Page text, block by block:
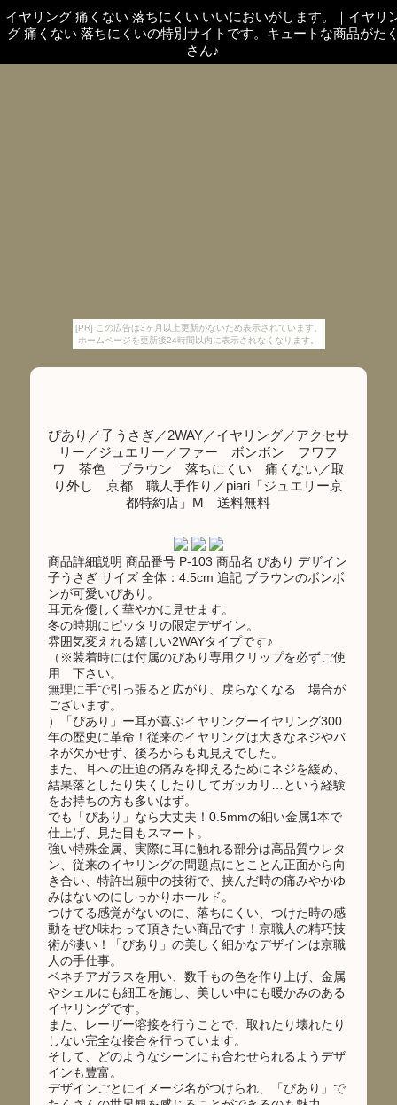
[PR] この広告は3ヶ月以上更新がないため表示されています。
ホームページを更新後24時間以内に表示されなくなります。
イヤリング 痛くない 落ちにくい いいにおいがします。 ｜ イヤリ
グ 痛くない 落ちにくいの特別サイトです。キュートな商品がた
さん♪
ぴあり／子うさぎ／2WAY／イヤリング／アクセサ
リー／ジュエリー／ファー ボンボン フワフ
ワ 茶色 ブラウン 落ちにくい 痛くない／取
り外し 京都 職人手作り／piari「ジュエリー京
都特約店」M 送料無料
商品詳細説明 商品番号 P-103 商品名 ぴあり デザイン
子うさぎ サイズ 全体：4.5cm 追記 ブラウンのボンボ
ンが可愛いぴあり。
耳元を優しく華やかに見せます。
冬の時期にピッタリの限定デザイン。
雰囲気変えれる嬉しい2WAYタイプです♪
（※装着時には付属のぴあり専用クリップを必ずご使
用 下さい。
無理に手で引っ張ると広がり、戻らなくなる 場合が
ございます。
）「ぴあり」ー耳が喜ぶイヤリングーイヤリング300
年の歴史に革命！従来のイヤリングは大きなネジやバ
ネが欠かせず、後ろからも丸見えでした。
また、耳への圧迫の痛みを抑えるためにネジを緩め、
結果落としたり失くしたりしてガッカリ…という経験
をお持ちの方も多いはず。
でも「ぴあり」なら大丈夫！0.5mmの細い金属1本で
仕上げ、見た目もスマート。
強い特殊金属、実際に耳に触れる部分は高品質ウレタ
ン、従来のイヤリングの問題点にとことん正面から向
き合い、特許出願中の技術で、挟んだ時の痛みやかゆ
みはないのにしっかりホールド。
つけてる感覚がないのに、落ちにくい、つけた時の感
動をぜひ味わって頂きたい商品です！京職人の精巧技
術が凄い！「ぴあり」の美しく細かなデザインは京職
人の手仕事。
ベネチアガラスを用い、数千もの色を作り上げ、金属
やシェルにも細工を施し、美しい中にも暖かみのある
イヤリングです。
また、レーザー溶接を行うことで、取れたり壊れたり
しない完全な接合を行っています。
そして、どのようなシーンにも合わせられるようデザ
インも豊富。
デザインごとにイメージ名がつけられ、「ぴあり」で